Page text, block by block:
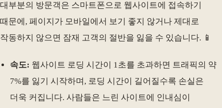
대부분의 방문객은 스마트폰으로 웹사이트에 접속하기
때문에, 페이지가 모바일에서 보기 좋지 않거나 제대로
작동하지 않으면 잠재 고객의 절반을 잃을 수 있습니다. 📱
속도: 웹사이트 로딩 시간이 1초를 초과하면 트래픽의 약
7%를 잃기 시작하며, 로딩 시간이 길어질수록 손실은
더욱 커집니다. 사람들은 느린 사이트에 인내심이